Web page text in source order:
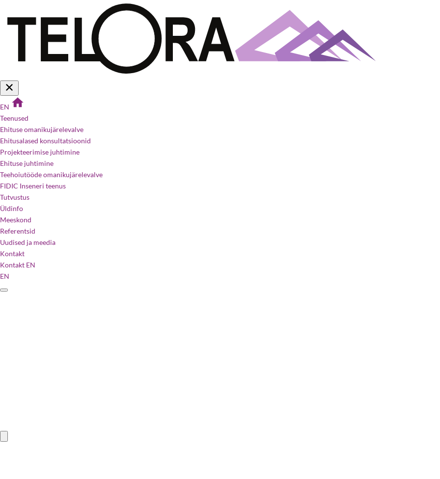
EN
Teenused
Ehituse omanikujärelevalve
Ehitusalased konsultatsioonid
Projekteerimise juhtimine
Ehituse juhtimine
Teehoiutööde omanikujärelevalve
FIDIC Inseneri teenus
Tutvustus
Üldinfo
Meeskond
Referentsid
Uudised ja meedia
Kontakt
Kontakt EN
EN